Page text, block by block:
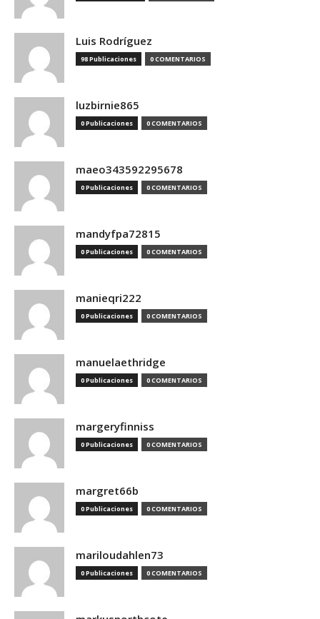
Luis Rodríguez
98 Publicaciones 0 COMENTARIOS
luzbirnie865
0 Publicaciones 0 COMENTARIOS
maeo343592295678
0 Publicaciones 0 COMENTARIOS
mandyfpa72815
0 Publicaciones 0 COMENTARIOS
manieqri222
0 Publicaciones 0 COMENTARIOS
manuelaethridge
0 Publicaciones 0 COMENTARIOS
margeryfinniss
0 Publicaciones 0 COMENTARIOS
margret66b
0 Publicaciones 0 COMENTARIOS
mariloudahlen73
0 Publicaciones 0 COMENTARIOS